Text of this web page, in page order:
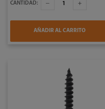
CANTIDAD:
AÑADIR AL CARRITO